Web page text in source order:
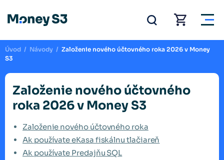
Úvod / Návody / Založenie nového účtovného roka 2026 v Money
S3
Založenie nového účtovného
roka 2026 v Money S3
Založenie nového účtovného roka
Ak používate eKasa fiskálnu tlačiareň
Ak používate Predajňu SQL